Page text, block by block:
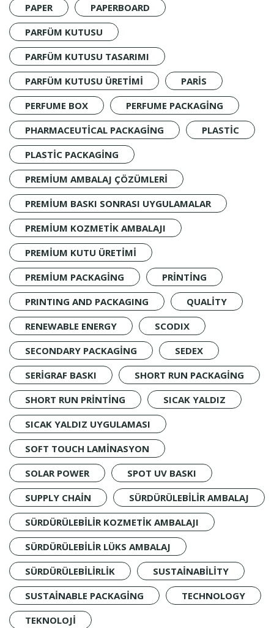
PAPER
PAPERBOARD
PARFÜM KUTUSU
PARFÜM KUTUSU TASARIMI
PARFÜM KUTUSU ÜRETIMI
PARIS
PERFUME BOX
PERFUME PACKAGING
PHARMACEUTICAL PACKAGING
PLASTIC
PLASTIC PACKAGING
PREMIUM AMBALAJ ÇÖZÜMLERI
PREMIUM BASKI SONRASI UYGULAMALAR
PREMIUM KOZMETIK AMBALAJI
PREMIUM KUTU ÜRETIMI
PREMIUM PACKAGING
PRINTING
PRINTING AND PACKAGING
QUALITY
RENEWABLE ENERGY
SCODIX
SECONDARY PACKAGING
SEDEX
SERIGRAF BASKI
SHORT RUN PACKAGING
SHORT RUN PRINTING
SICAK YALDIZ
SICAK YALDIZ UYGULAMASI
SOFT TOUCH LAMINASYON
SOLAR POWER
SPOT UV BASKI
SUPPLY CHAIN
SÜRDÜRÜLEBILIR AMBALAJ
SÜRDÜRÜLEBILIR KOZMETIK AMBALAJI
SÜRDÜRÜLEBILIR LÜKS AMBALAJ
SÜRDÜRÜLEBILIRLIK
SUSTAINABILITY
SUSTAINABLE PACKAGING
TECHNOLOGY
TEKNOLOJI